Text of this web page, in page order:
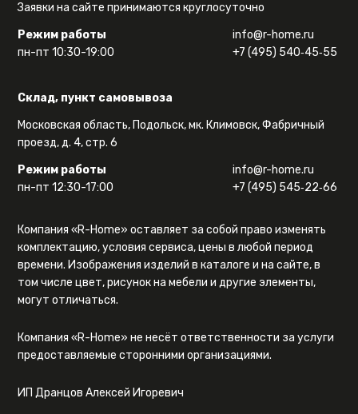
Заявки на сайте принимаются круглосуточно
Режим работы
пн-пт 10:30-19:00
info@r-home.ru
+7 (495) 540‑45‑55
Склад, пункт самовывоза
Московская область, Подольск, мк. Климовск, Фабричный
проезд, д. 4, стр. 6
Режим работы
пн-пт 12:30-17:00
info@r-home.ru
+7 (495) 545‑22‑66
Компания «R-Home» оставляет за собой право изменять
комплектацию, условия сервиса, цены в любой период
времени. Изображения изделий в каталоге и на сайте, в
том числе цвет, рисунок на мебели и другие элементы,
могут отличаться.
Компания «R-Home» не несёт ответственности за услуги
предоставляемые сторонними организациями.
ИП Дранцов Алексей Игоревич